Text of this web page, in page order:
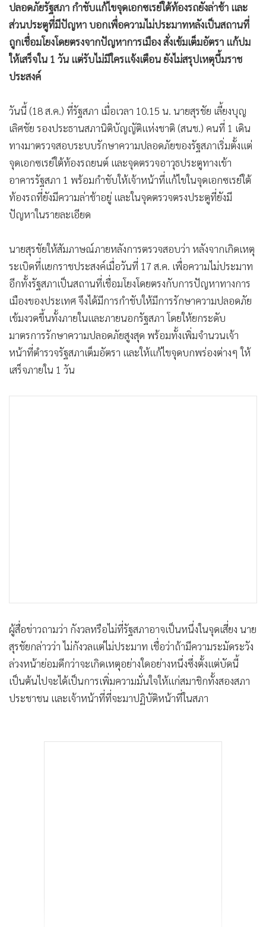
• ต่างประเทศ
• Special Scoop
• เศรษฐกิจ-ธุรกิจ
• จีน
• ชุมชน-คุณภาพชีวิต
อาชญากรรม
• Motoring
วิทยาศาสตร์
•
SMEs
• หุ้น
• อินโดจีน
• Celeb Online
• Factcheck
• ญี่ปุ่น
• News1
• Gotomanager
ปลอดภัยรัฐสภา กำชับแก้ไขจุดเอกซเรย์ใต้ท้องรถยังล่าช้า และ
ส่วนประตูที่มีปัญหา บอกเพื่อความไม่ประมาทหลังเป็นสถานที่
ถูกเชื่อมโยงโดยตรงจากปัญหาการเมือง สั่งเข้มเต็มอัตรา แก้ปม
ให้เสร็จใน 1 วัน แต่รับไม่มีใครแจ้งเตือน ยังไม่สรุปเหตุบึ้มราช
ประสงค์
วันนี้ (18 ส.ค.) ที่รัฐสภา เมื่อเวลา 10.15 น. นายสุรชัย เลี้ยงบุญ
เลิศชัย รองประธานสภานิติบัญญัติแห่งชาติ (สนช.) คนที่ 1 เดิน
ทางมาตรวจสอบระบบรักษาความปลอดภัยของรัฐสภาเริ่มตั้งแต่
จุดเอกซเรย์ใต้ท้องรถยนต์ และจุดตรวจอาวุธประตูทางเข้า
อาคารรัฐสภา 1 พร้อมกำชับให้เจ้าหน้าที่แก้ไขในจุดเอกซเรย์ใต้
ท้องรถที่ยังมีความล่าช้าอยู่ และในจุดตรวจตรงประตูที่ยังมี
ปัญหาในรายละเอียด
นายสุรชัยให้สัมภาษณ์ภายหลังการตรวจสอบว่า หลังจากเกิดเหตุ
ระเบิดที่แยกราชประสงค์เมื่อวันที่ 17 ส.ค. เพื่อความไม่ประมาท
อีกทั้งรัฐสภาเป็นสถานที่เชื่อมโยงโดยตรงกับการปัญหาทางการ
เมืองของประเทศ จึงได้มีการกำชับให้มีการรักษาความปลอดภัย
เข้มงวดขึ้นทั้งภายในและภายนอกรัฐสภา โดยให้ยกระดับ
มาตรการรักษาความปลอดภัยสูงสุด พร้อมทั้งเพิ่มจำนวนเจ้า
หน้าที่ตำรวจรัฐสภาเต็มอัตรา และให้แก้ไขจุดบกพร่องต่างๆ ให้
เสร็จภายใน 1 วัน
ผู้สื่อข่าวถามว่า กังวลหรือไม่ที่รัฐสภาอาจเป็นหนึ่งในจุดเสี่ยง นาย
สุรชัยกล่าวว่า ไม่กังวลแต่ไม่ประมาท เชื่อว่าถ้ามีความระมัดระวัง
ล่วงหน้าย่อมดีกว่าจะเกิดเหตุอย่างใดอย่างหนึ่งซึ่งตั้งแต่บัดนี้
เป็นต้นไปจะได้เป็นการเพิ่มความมั่นใจให้แก่สมาชิกทั้งสองสภา
ประชาชน และเจ้าหน้าที่ที่จะมาปฏิบัติหน้าที่ในสภา